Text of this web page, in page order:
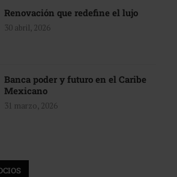
Renovación que redefine el lujo
30 abril, 2026
Banca poder y futuro en el Caribe
Mexicano
31 marzo, 2026